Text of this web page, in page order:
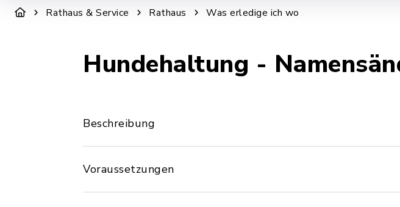
Rathaus & Service Rathaus Was erledige ich wo
Hundehaltung -
Beschreibung
Voraussetzungen